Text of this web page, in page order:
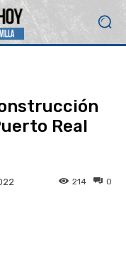
Real
0
214